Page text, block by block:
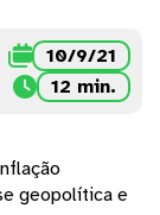
 10/9/21
 12 min.
geopolítica e